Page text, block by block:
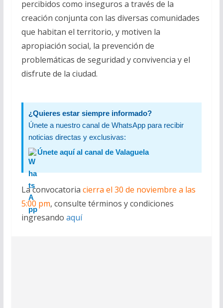
percibidos como inseguros a través de la
creación conjunta con las diversas comunidades
que habitan el territorio, y motiven la
apropiación social, la prevención de
problemáticas de seguridad y convivencia y el
disfrute de la ciudad.
¿Quieres estar siempre informado?
Únete a nuestro canal de WhatsApp para recibir
noticias directas y exclusivas:
Únete aquí al canal de Valaguela
La convocatoria cierra el 30 de noviembre a las
5:00 pm, consulte términos y condiciones
ingresando aquí